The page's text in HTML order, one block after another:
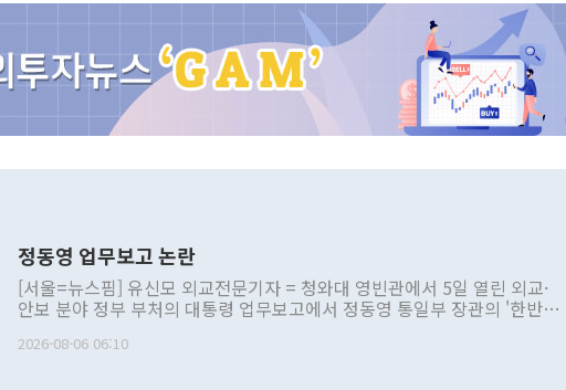
정동영 업무보고 논란
[서울=뉴스핌] 유신모 외교전문기자 = 청와대 영빈관에서 5일 열린 외교·
안보 분야 정부 부처의 대통령 업무보고에서 정동영 통일부 장관의 '한반도
발언 중에는 정부 내 조율을 거치지 않은 사안을 정책으로 추진하겠다고 공
2026-08-06 06:10